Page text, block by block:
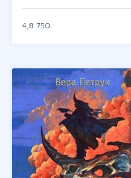
4,8 750